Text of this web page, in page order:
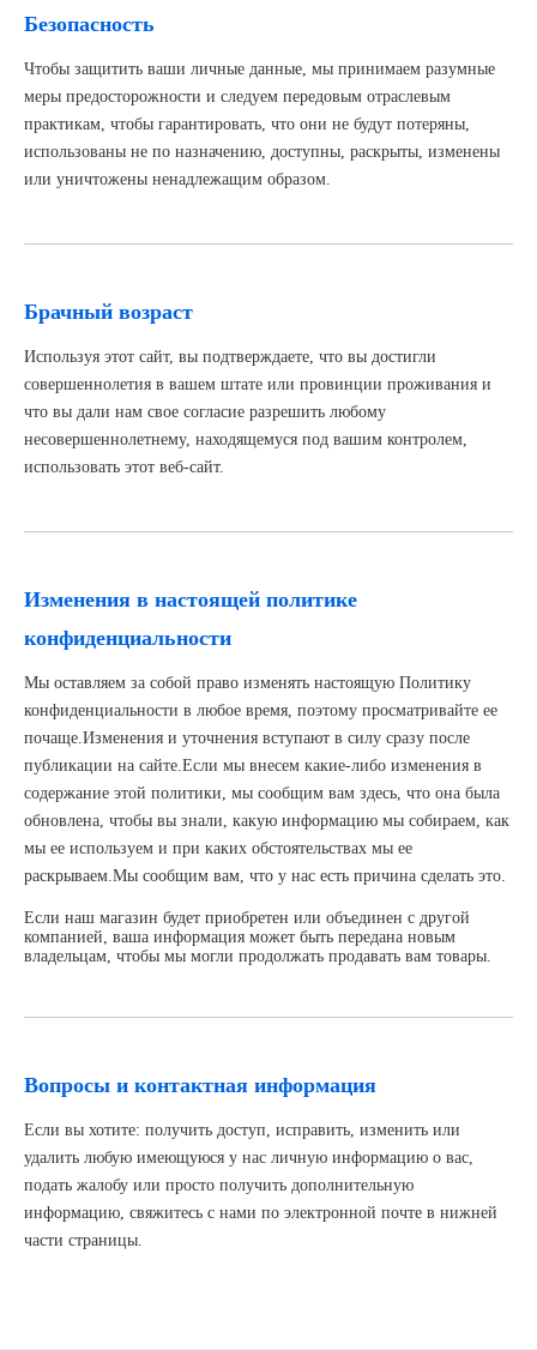
Безопасность
Чтобы защитить ваши личные данные, мы принимаем разумные
меры предосторожности и следуем передовым отраслевым
практикам, чтобы гарантировать, что они не будут потеряны,
использованы не по назначению, доступны, раскрыты, изменены
или уничтожены ненадлежащим образом.
Брачный возраст
Используя этот сайт, вы подтверждаете, что вы достигли
совершеннолетия в вашем штате или провинции проживания и
что вы дали нам свое согласие разрешить любому
несовершеннолетнему, находящемуся под вашим контролем,
использовать этот веб-сайт.
Изменения в настоящей политике
конфиденциальности
Мы оставляем за собой право изменять настоящую Политику
конфиденциальности в любое время, поэтому просматривайте ее
почаще.Изменения и уточнения вступают в силу сразу после
публикации на сайте.Если мы внесем какие-либо изменения в
содержание этой политики, мы сообщим вам здесь, что она была
обновлена, чтобы вы знали, какую информацию мы собираем, как
мы ее используем и при каких обстоятельствах мы ее
раскрываем.Мы сообщим вам, что у нас есть причина сделать это.
Если наш магазин будет приобретен или объединен с другой
компанией, ваша информация может быть передана новым
владельцам, чтобы мы могли продолжать продавать вам товары.
Вопросы и контактная информация
Если вы хотите: получить доступ, исправить, изменить или
удалить любую имеющуюся у нас личную информацию о вас,
подать жалобу или просто получить дополнительную
информацию, свяжитесь с нами по электронной почте в нижней
части страницы.